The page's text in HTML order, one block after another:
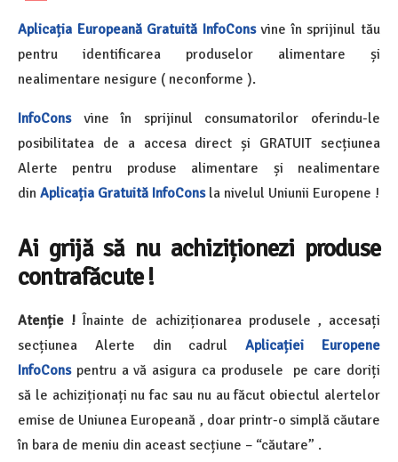
Aplicația Europeană Gratuită InfoConsvine în sprijinul tău
pentru identificarea produselor alimentare și
nealimentare nesigure ( neconforme ).
InfoConsvine în sprijinul consumatorilor oferindu-le
posibilitatea de a accesa direct și GRATUIT secțiunea
Alerte pentru produse alimentare și nealimentare
din Aplicația Gratuită InfoConsla nivelul Uniunii Europene !
Ai grijă să nu achiziționezi produse
contrafăcute !
Atenție !Înainte de achiziționarea produsele , accesați
secțiunea Alerte din cadrulAplicației Europene
InfoConspentru a vă asigura ca produsele pe care doriți
să le achiziționați nu fac sau nu au făcut obiectul alertelor
emise de Uniunea Europeană , doar printr-o simplă căutare
în bara de meniu din aceast secțiune – “căutare” .